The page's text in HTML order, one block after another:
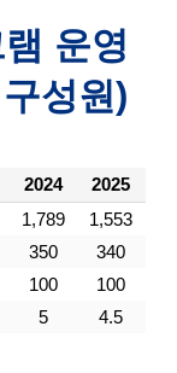
운영
성원)
2024
2025
1,789
1,553
350
340
100
100
5 4.5